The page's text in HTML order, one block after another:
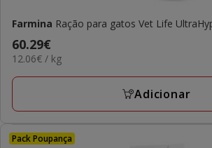
Farmina Ração para gatos Vet Life
Preço
60.29€
60.29€
12.06€
KG
12.06€ / kg
Adicionar
Pack Poupança